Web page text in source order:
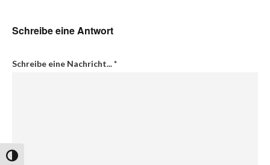
Umschalten auf hohe Kontraste
Schreibe eine Antwort
Schreibe eine Nachricht...*